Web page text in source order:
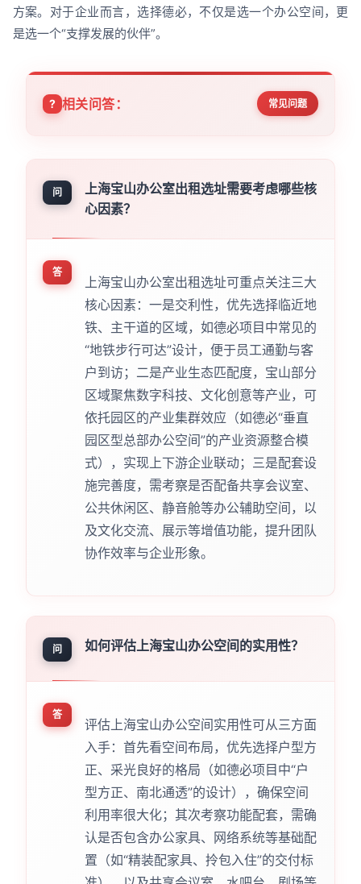
方案。对于企业而言，选择德必，不仅是选一个办公空间，更
是选一个“支撑发展的伙伴”。
相关问答： 常见问题
问
上海宝山办公室出租选址需要考虑哪些核
心因素？
答
上海宝山办公室出租选址可重点关注三大
核心因素：一是交利性，优先选择临近地
铁、主干道的区域，如德必项目中常见的
“地铁步行可达”设计，便于员工通勤与客
户到访；二是产业生态匹配度，宝山部分
区域聚焦数字科技、文化创意等产业，可
依托园区的产业集群效应（如德必“垂直
园区型总部办公空间”的产业资源整合模
式），实现上下游企业联动；三是配套设
施完善度，需考察是否配备共享会议室、
公共休闲区、静音舱等办公辅助空间，以
及文化交流、展示等增值功能，提升团队
协作效率与企业形象。
问 如何评估上海宝山办公空间的实用性？
答
评估上海宝山办公空间实用性可从三方面
入手：首先看空间布局，优先选择户型方
正、采光良好的格局（如德必项目中“户
型方正、南北通透”的设计），确保空间
利用率很大化；其次考察功能配套，需确
认是否包含办公家具、网络系统等基础配
置（如“精装配家具、拎包入住”的交付标